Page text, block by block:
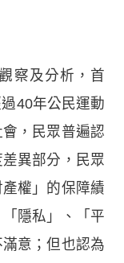
察及分析，首
40年公民運動
，民眾普遍認
異部分，民眾
權」的保障績
隱私」、「平
意；但也認為